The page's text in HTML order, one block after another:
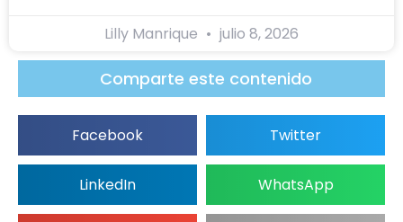
Lilly Manrique julio 8, 2026
Comparte este contenido
Facebook Twitter
LinkedIn WhatsApp